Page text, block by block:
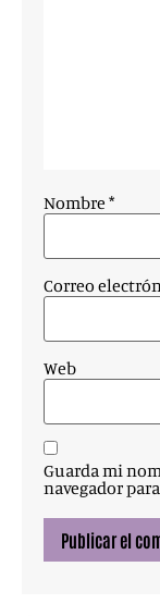
Nombre *
Correo
Web
Guarda mi
navegador